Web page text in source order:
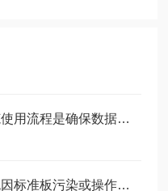
掌握水中二氧化碳测定仪规范使用流程是确保数据准确可靠的前提
掌握白度仪正确使用方法避免因标准板污染或操作不规范引入误差